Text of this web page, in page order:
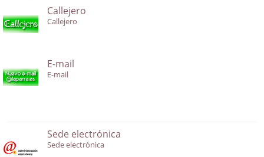
Callejero
Callejero
E-mail
E-mail
Sede electrónica
Sede electrónica